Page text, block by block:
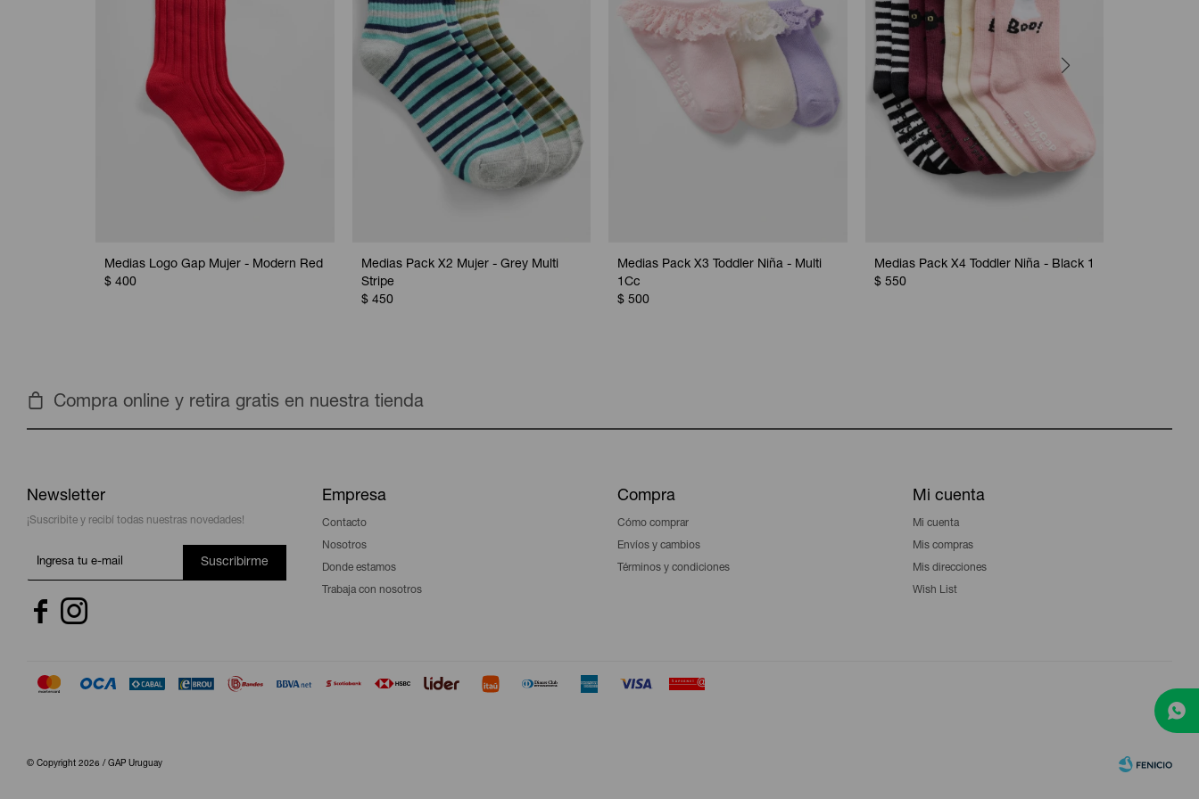
Medias Logo Gap Mujer - Modern Red
$ 400
Medias Pack X2 Mujer - Grey Multi
Stripe
$ 450
Medias Pack X3 Toddler Niña - Multi
1Cc
$ 500
Medias Pack X4 Toddler Niña - Black 1
$ 550
Compra online y retira gratis en nuestra tienda
Newsletter
¡Suscribite y recibí todas nuestras novedades!
Suscribirme
 
Empresa
Contacto
Nosotros
Donde estamos
Trabaja con nosotros
Compra
Cómo comprar
Envíos y cambios
Términos y condiciones
Mi cuenta
Mi cuenta
Mis compras
Mis direcciones
Wish List
© Copyright 2026 / GAP Uruguay